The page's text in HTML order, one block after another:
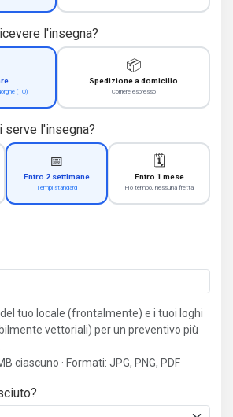
l'insegna?
(TO)
📦
Spedizione a domicilio
Corriere espresso
serve l'insegna?
📅
Entro 2 settimane
Tempi standard
🗓️
Entro 1 mese
Ho tempo, nessuna fretta
tuo locale (frontalmente) e i tuoi loghi
vettoriali) per un preventivo più
ciascuno · Formati: JPG, PNG, PDF